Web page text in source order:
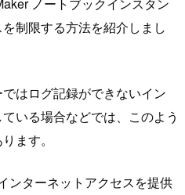
制限する方法を紹介しまし
はログ記録ができないイン
いる場合などでは、このよう
ます。
ンターネットアクセスを提供